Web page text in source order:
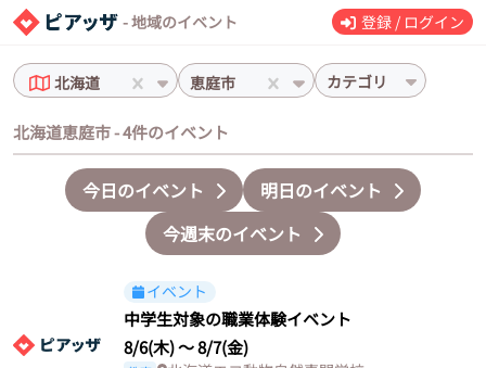
- 地域のイベント 登録 / ログイン
北海道 恵庭市 カテゴリ
北海道恵庭市 - 4件のイベント
今日のイベント
明日のイベント
今週末のイベント
イベント
中学生対象の職業体験イベント
8/6(木)〜8/7(金)